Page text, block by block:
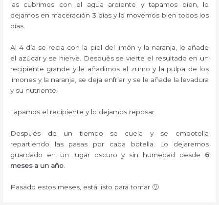
las cubrimos con el agua ardiente y tapamos bien, lo
dejamos en maceración 3 días y lo movemos bien todos los
días.
Al 4 día se recia con la piel del limón y la naranja, le añade
el azúcar y se hierve. Después se vierte el resultado en un
recipiente grande y le añadimos el zumo y la pulpa de los
limones y la naranja, se deja enfriar y se le añade la levadura
y su nutriente.
Tapamos el recipiente y lo dejamos reposar.
Después de un tiempo se cuela y se embotella
repartiendo las pasas por cada botella. Lo dejaremos
guardado en un lugar oscuro y sin humedad desde 6
meses a un año
Pasado estos meses, está listo para tomar 🙂